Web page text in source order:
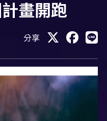
畫開跑
分享